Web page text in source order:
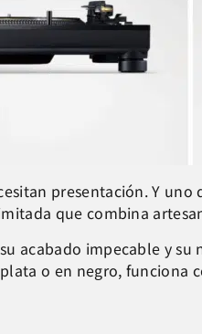
presentación. Y uno
que combina
acabado impecable y
o en negro, funciona